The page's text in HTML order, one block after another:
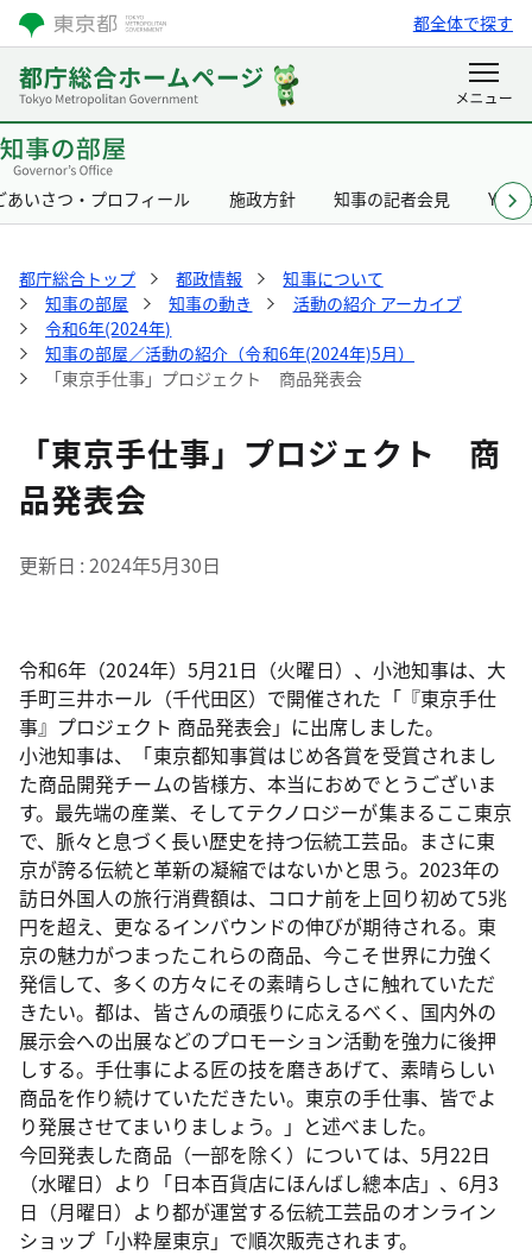
都全体で探す
あいさつ・プロフィール 施政方針 知事の記者会見
都庁総合トップ 都政情報
知事について
知事の部屋
知事の動き
活動の紹介 アーカイブ
令和6年(2024年)
知事の部屋／活動の紹介（令和6年(2024年)5月）
「東京手仕事」プロジェクト 商品発表会
「東京手仕事」プロジェクト 商
品発表会
更新日 2024年5月30日
令和6年（2024年）5月21日（火曜日）、小池知事は、大
手町三井ホール（千代田区）で開催された「『東京手仕
事』プロジェクト 商品発表会」に出席しました。
小池知事は、「東京都知事賞はじめ各賞を受賞されまし
た商品開発チームの皆様方、本当におめでとうございま
す。最先端の産業、そしてテクノロジーが集まるここ東京
で、脈々と息づく長い歴史を持つ伝統工芸品。まさに東
京が誇る伝統と革新の凝縮ではないかと思う。2023年の
訪日外国人の旅行消費額は、コロナ前を上回り初めて5兆
円を超え、更なるインバウンドの伸びが期待される。東
京の魅力がつまったこれらの商品、今こそ世界に力強く
発信して、多くの方々にその素晴らしさに触れていただ
きたい。都は、皆さんの頑張りに応えるべく、国内外の
展示会への出展などのプロモーション活動を強力に後押
しする。手仕事による匠の技を磨きあげて、素晴らしい
商品を作り続けていただきたい。東京の手仕事、皆でよ
り発展させてまいりましょう。」と述べました。
今回発表した商品（一部を除く）については、5月22日
（水曜日）より「日本百貨店にほんばし總本店」、6月3
日（月曜日）より都が運営する伝統工芸品のオンライン
ショップ「小粋屋東京」で順次販売されます。